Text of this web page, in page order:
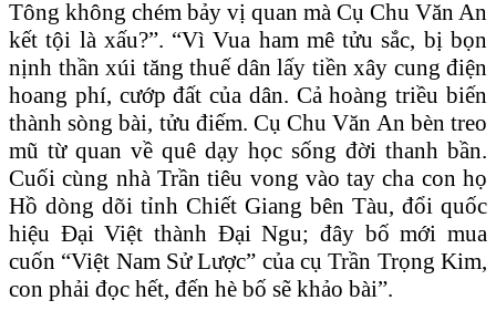
Tông không chém bảy vị quan mà Cụ Chu Văn An
kết tội là xấu?”. “Vì Vua ham mê tửu sắc, bị bọn
nịnh thần xúi tăng thuế dân lấy tiền xây cung điện
hoang phí, cướp đất của dân. Cả hoàng triều biến
thành sòng bài, tửu điếm. Cụ Chu Văn An bèn treo
mũ từ quan về quê dạy học sống đời thanh bần.
Cuối cùng nhà Trần tiêu vong vào tay cha con họ
Hồ dòng dõi tỉnh Chiết Giang bên Tàu, đổi quốc
hiệu Đại Việt thành Đại Ngu; đây bố mới mua
cuốn “Việt Nam Sử Lược” của cụ Trần Trọng Kim,
con phải đọc hết, đến hè bố sẽ khảo bài”.